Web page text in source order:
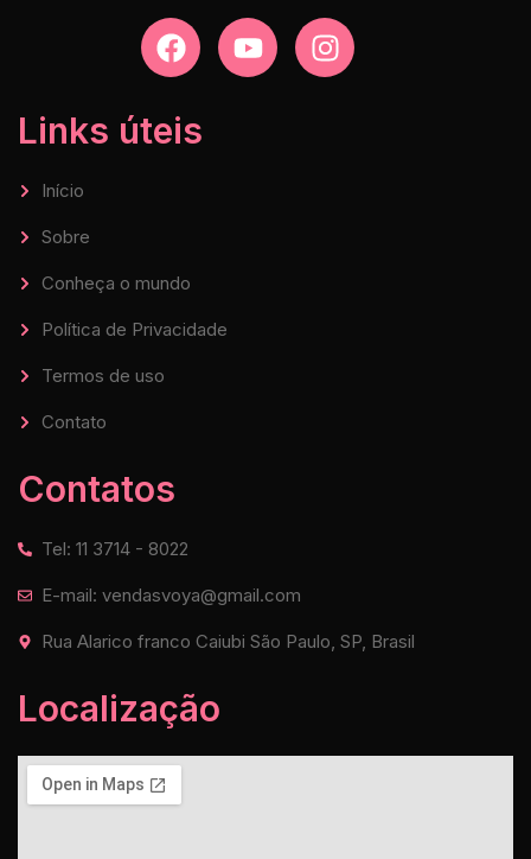
Links úteis
Início
Sobre
Conheça o mundo
Política de Privacidade
Termos de uso
Contato
Contatos
Tel: 11 3714 - 8022
E-mail: vendasvoya@gmail.com
Rua Alarico franco Caiubi São Paulo, SP, Brasil
Localização